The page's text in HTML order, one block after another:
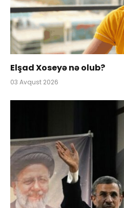
Elşad Xoseyə nə olub?
03 Avqust 2026